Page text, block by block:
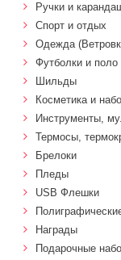
Ручки и
Спорт и отдых
Одежда
Футболки и поло
Шильды
Косметика и
Инструменты,
Термосы,
Брелоки
Пледы
USB Флешки
Награды
Подарочные